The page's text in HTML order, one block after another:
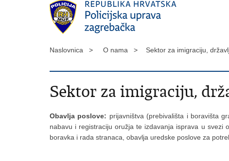
Naslovnica > O nama > Sektor za imigraciju,
Sektor za imigraciju,
Obavlja poslove: prijavništva (prebivališta i boravišta
nabavu i registraciju oružja te izdavanja isprava u svezi
boravka i rada stranaca, obavlja uredske poslove za